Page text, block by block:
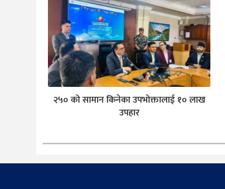
२५० को सामान किनेका उपभोक्तालाई १० लाख
उपहार